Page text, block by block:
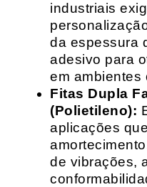
industriais
da espessura
adesivo para
em ambientes
Fitas Dupla
(Polietileno):
aplicações
de vibrações,